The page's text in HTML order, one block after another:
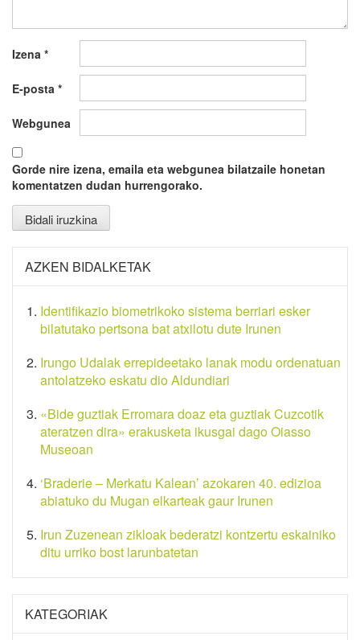
Izena *
E-posta *
Webgunea
Gorde nire izena, emaila eta webgunea bilatzaile honetan
komentatzen dudan hurrengorako.
AZKEN BIDALKETAK
Identifikazio biometrikoko sistema berriari esker
bilatutako pertsona bat atxilotu dute Irunen
Irungo Udalak errepideetako lanak modu ordenatuan
antolatzeko eskatu dio Aldundiari
«Bide guztiak Erromara doaz eta guztiak Cuzcotik
ateratzen dira» erakusketa ikusgai dago Oiasso
Museoan
‘Braderie – Merkatu Kalean’ azokaren 40. edizioa
abiatuko du Mugan elkarteak gaur Irunen
Irun Zuzenean zikloak bederatzi kontzertu eskainiko
ditu urriko bost larunbatetan
KATEGORIAK